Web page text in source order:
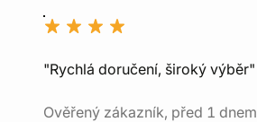
"Rychlá doručení, široký výběr"
Ověřený zákazník, před 1 dnem